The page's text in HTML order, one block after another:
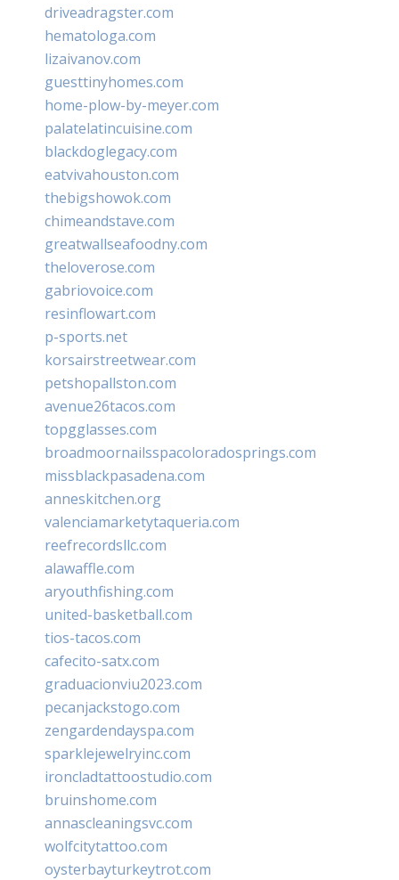
driveadragster.com
hematologa.com
lizaivanov.com
guesttinyhomes.com
home-plow-by-meyer.com
palatelatincuisine.com
blackdoglegacy.com
eatvivahouston.com
thebigshowok.com
chimeandstave.com
greatwallseafoodny.com
theloverose.com
gabriovoice.com
resinflowart.com
p-sports.net
korsairstreetwear.com
petshopallston.com
avenue26tacos.com
topgglasses.com
broadmoornailsspacoloradosprings.com
missblackpasadena.com
anneskitchen.org
valenciamarketytaqueria.com
reefrecordsllc.com
alawaffle.com
aryouthfishing.com
united-basketball.com
tios-tacos.com
cafecito-satx.com
graduacionviu2023.com
pecanjackstogo.com
zengardendayspa.com
sparklejewelryinc.com
ironcladtattoostudio.com
bruinshome.com
annascleaningsvc.com
wolfcitytattoo.com
oysterbayturkeytrot.com